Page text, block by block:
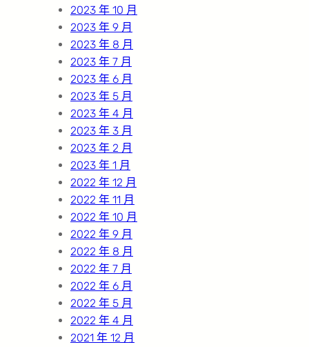
2023 年 10 月
2023 年 9 月
2023 年 8 月
2023 年 7 月
2023 年 6 月
2023 年 5 月
2023 年 4 月
2023 年 3 月
2023 年 2 月
2023 年 1 月
2022 年 12 月
2022 年 11 月
2022 年 10 月
2022 年 9 月
2022 年 8 月
2022 年 7 月
2022 年 6 月
2022 年 5 月
2022 年 4 月
2021 年 12 月